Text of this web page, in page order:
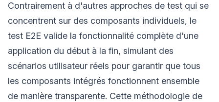
Contrairement à d'autres approches de test qui se
concentrent sur des composants individuels, le
test E2E valide la fonctionnalité complète d'une
application du début à la fin, simulant des
scénarios utilisateur réels pour garantir que tous
les composants intégrés fonctionnent ensemble
de manière transparente. Cette méthodologie de